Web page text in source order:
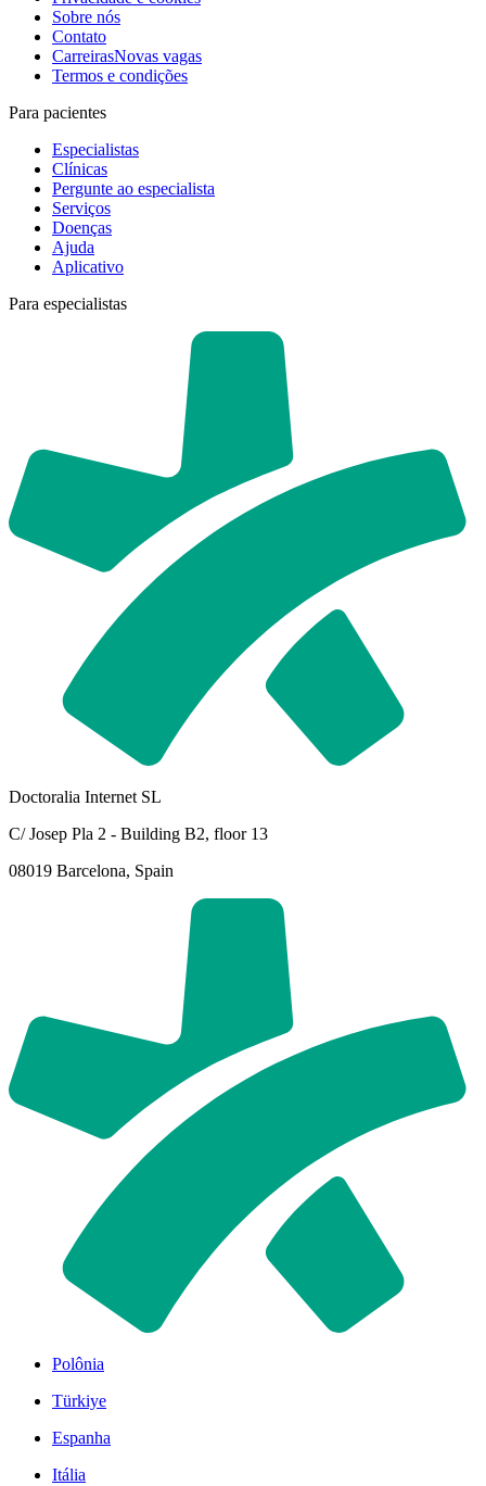
Sobre nós
Contato
CarreirasNovas vagas
Termos e condições
Para pacientes
Especialistas
Clínicas
Pergunte ao especialista
Serviços
Doenças
Ajuda
Aplicativo
Para especialistas
Doctoralia Internet SL
C/ Josep Pla 2 - Building B2, floor 13
08019 Barcelona, Spain
Polônia
Türkiye
Espanha
Itália